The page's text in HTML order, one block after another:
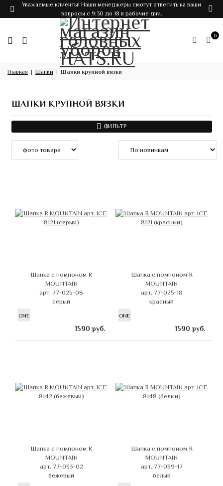
Уважаемые клиенты! Наши менеджеры смогут ответить на ваши
вопросы с 9:30 до 18 в рабочие дни.
0
Главная Шапки Шапки крупной вязки
ШАПКИ КРУПНОЙ ВЯЗКИ
ФИЛЬТР
Шапка с помпоном R
MOUNTAIN
арт. 77-025-08
серый
ONE
1590 руб.
Шапка с помпоном R
MOUNTAIN
арт. 77-025-18
красный
ONE
1590 руб.
Шапка с помпоном R
MOUNTAIN
арт. 77-033-02
бежевый
Шапка с помпоном R
MOUNTAIN
арт. 77-039-17
белый